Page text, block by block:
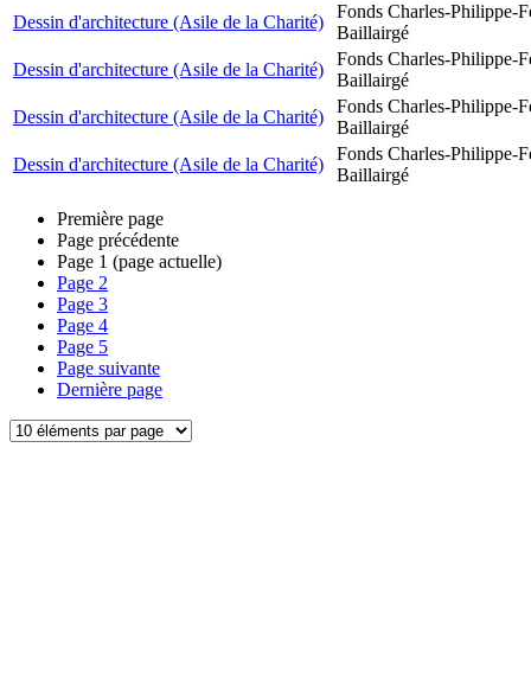
Dessin d'architecture (Asile de la Charité)
Fonds Charles-Philippe-
Baillairgé
Dessin d'architecture (Asile de la Charité)
Fonds Charles-Philippe-
Baillairgé
Dessin d'architecture (Asile de la Charité)
Fonds Charles-Philippe-
Baillairgé
Dessin d'architecture (Asile de la Charité)
Fonds Charles-Philippe-
Baillairgé
Première page
Page précédente
Page 1 (page actuelle)
Page 2
Page 3
Page 4
Page 5
Page suivante
Dernière page